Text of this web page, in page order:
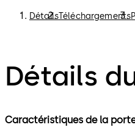
DétailsTéléchargements
Détails
Caractéristiques de la